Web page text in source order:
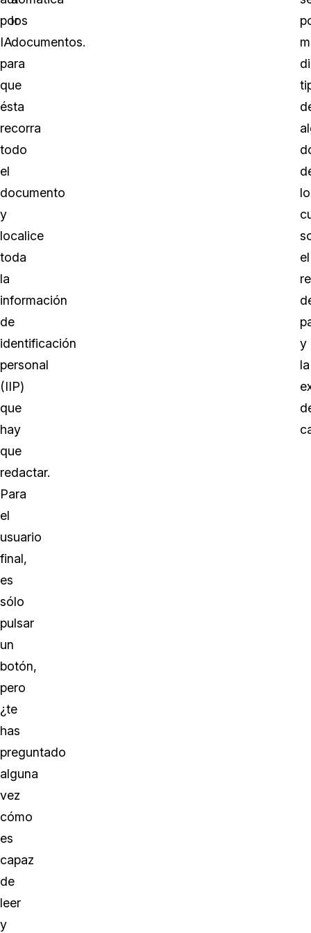
por
IA
para
que
ésta
recorra
todo
el
documento
y
localice
toda
la
información
de
identificación
personal
(IIP)
que
hay
que
redactar.
Para
el
usuario
final,
es
sólo
pulsar
un
botón,
pero
¿te
has
preguntado
alguna
vez
cómo
es
capaz
de
leer
y
los
documentos.
el
y
la